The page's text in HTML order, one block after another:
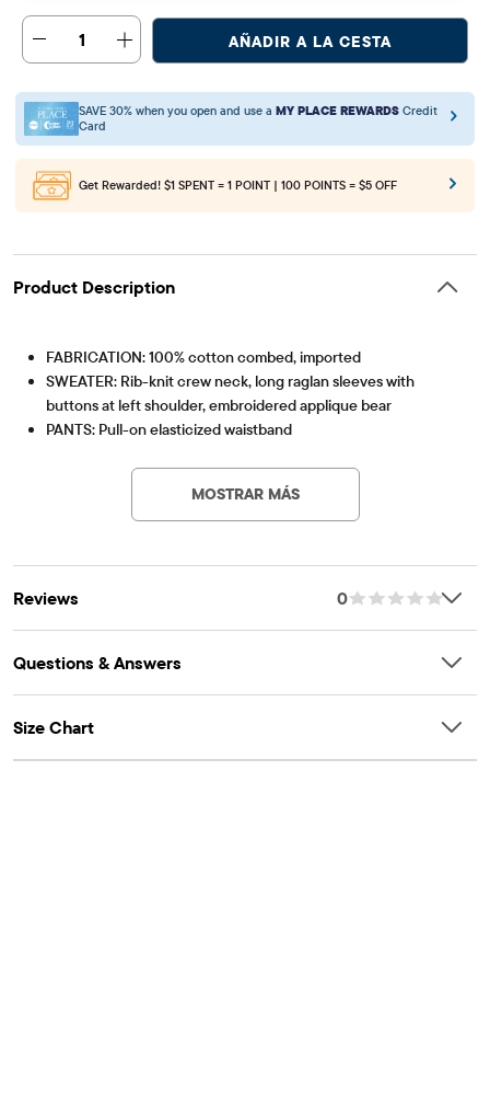
1 AÑADIR A LA CESTA
SAVE 30% when you open and use a MY PLACE REWARDS Credit
Card
Get Rewarded! $1 SPENT = 1 POINT | 100 POINTS = $5 OFF
Product Description
FABRICATION: 100% cotton combed, imported
SWEATER: Rib-knit crew neck, long raglan sleeves with
buttons at left shoulder, embroidered applique bear
PANTS: Pull-on elasticized waistband
Part of our babyPLACE collection
MOSTRAR MÁS
Reviews 0
Questions & Answers
Size Chart